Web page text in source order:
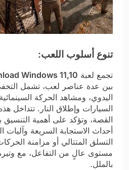
تنوع أسلوب اللعب:
تجمع لعبة Windows 11,10
بين عدة عناصر لعب، تشمل
اليدوي، ومشاهد الحركة
السيارات وإطلاق النار. تتداخل
القصة، وتؤكد على أهمية التنسيق
أحداث الاستجابة السريعة وآليات
التسلق المتتالي أو مزامنة
مستوى عالٍ من التفاعل، مع
بالملل.